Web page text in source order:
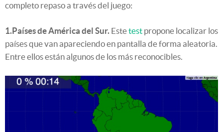
completo repaso a través del juego:
1.Países de América del Sur. Estetest propone localizar los
países que van apareciendo en pantalla de forma aleatoria.
Entre ellos están algunos de los más reconocibles.